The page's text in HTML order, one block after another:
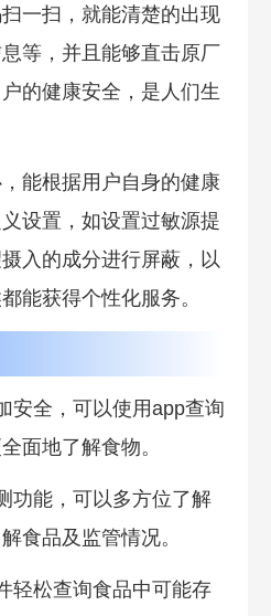
一扫，就能清楚的出现
等，并且能够直击原厂
的健康安全，是人们生
能根据用户自身的健康
设置，如设置过敏源提
入的成分进行屏蔽，以
能获得个性化服务。
安全，可以使用app查询
面地了解食物。
功能，可以多方位了解
食品及监管情况。
轻松查询食品中可能存